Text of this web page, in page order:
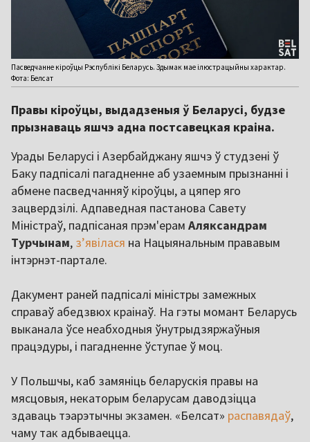
Пасведчанне кіроўцы Рэспублікі Беларусь. Здымак мае ілюстрацыйны характар.
Фота: Белсат
Правы кіроўцы, выдадзеныя ў Беларусі, будзе
прызнаваць яшчэ адна постсавецкая краіна.
Урады Беларусі і Азербайджану яшчэ ў студзені ў
Баку падпісалі пагадненне аб узаемным прызнанні і
абмене пасведчанняў кіроўцы, а цяпер яго
зацвердзілі. Адпаведная пастанова Савету
Міністраў, падпісаная прэм'ерам Аляксандрам
Турчынам, зʼявілася на Нацыянальным прававым
інтэрнэт-партале.
Дакумент раней падпісалі міністры замежных
справаў абедзвюх краінаў. На гэты момант Беларусь
выканала ўсе неабходныя ўнутрыдзяржаўныя
працэдуры, і пагадненне ўступае ў моц.
У Польшчы, каб замяніць беларускія правы на
мясцовыя, некаторым беларусам даводзіцца
здаваць тэарэтычны экзамен. «Белсат» распавядаў,
чаму так адбываецца.